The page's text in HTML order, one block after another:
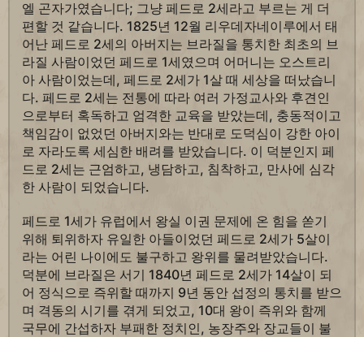
엘 곤자가였습니다; 그냥 페드로 2세라고 부르는 게 더
편할 것 같습니다. 1825년 12월 리우데자네이루에서 태
어난 페드로 2세의 아버지는 브라질을 통치한 최초의 브
라질 사람이었던 페드로 1세였으며 어머니는 오스트리
아 사람이었는데, 페드로 2세가 1살 때 세상을 떠났습니
다. 페드로 2세는 전통에 따라 여러 가정교사와 후견인
으로부터 혹독하고 엄격한 교육을 받았는데, 충동적이고
책임감이 없었던 아버지와는 반대로 도덕심이 강한 아이
로 자라도록 세심한 배려를 받았습니다. 이 덕분인지 페
드로 2세는 근엄하고, 냉담하고, 침착하고, 만사에 심각
한 사람이 되었습니다.
페드로 1세가 유럽에서 왕실 이권 문제에 온 힘을 쏟기
위해 퇴위하자 유일한 아들이었던 페드로 2세가 5살이
라는 어린 나이에도 불구하고 왕위를 물려받았습니다.
덕분에 브라질은 서기 1840년 페드로 2세가 14살이 되
어 정식으로 즉위할 때까지 9년 동안 섭정의 통치를 받으
며 격동의 시기를 겪게 되었고, 10대 왕이 즉위와 함께
국무에 간섭하자 부패한 정치인, 농장주와 장교들이 불